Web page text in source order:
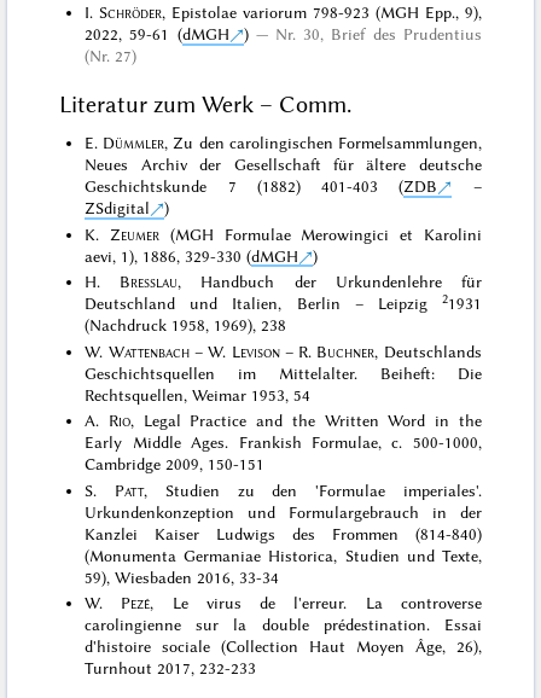
I. Schröder, Epistolae variorum 798-923 (MGH Epp., 9),
2022, 59-61 (dMGH )
Nr. 30, Brief des Prudentius
(Nr. 27)
Literatur zum Werk – Comm.
E. Dümmler, Zu den carolingischen Formelsammlungen,
Neues Archiv der Gesellschaft für ältere deutsche
Geschichtskunde 7 (1882) 401-403 (ZDB
–
ZSdigital
)
K. Zeumer (MGH Formulae Merowingici et Karolini
aevi, 1), 1886, 329-330 (dMGH
)
H. Bresslau, Handbuch der Urkundenlehre für
Deutschland und Italien, Berlin – Leipzig
21931
(Nachdruck 1958, 1969), 238
W. Wattenbach– W. Levison– R. Buchner, Deutschlands
Geschichtsquellen im Mittelalter. Beiheft: Die
Rechtsquellen, Weimar 1953, 54
A. Rio, Legal Practice and the Written Word in the
Early Middle Ages. Frankish Formulae, c. 500-1000,
Cambridge 2009, 150-151
S. Patt, Studien zu den 'Formulae imperiales'.
Urkundenkonzeption und Formulargebrauch in der
Kanzlei Kaiser Ludwigs des Frommen (814-840)
(Monumenta Germaniae Historica, Studien und Texte,
59), Wiesbaden 2016, 33-34
W. Pezé, Le virus de l'erreur. La controverse
carolingienne sur la double prédestination. Essai
d'histoire sociale (Collection Haut Moyen Âge, 26),
Turnhout 2017, 232-233